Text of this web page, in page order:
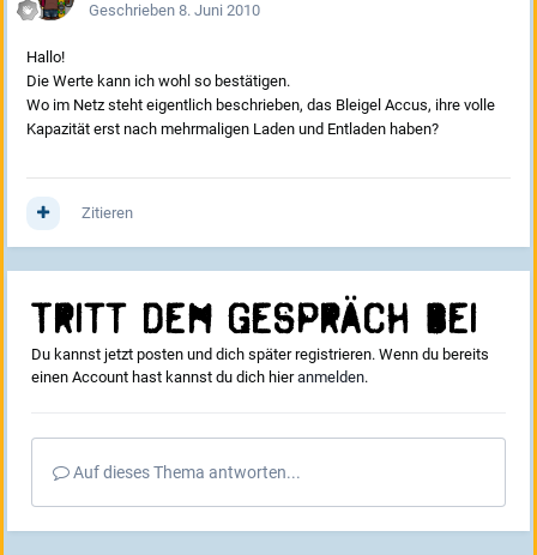
Geschrieben 8. Juni 2010
Hallo!
Die Werte kann ich wohl so bestätigen.
Wo im Netz steht eigentlich beschrieben, das Bleigel Accus, ihre volle
Kapazität erst nach mehrmaligen Laden und Entladen haben?
Zitieren
Tritt dem Gespräch bei
Du kannst jetzt posten und dich später registrieren. Wenn du bereits
einen Account hast kannst du dich hieranmelden.
Auf dieses Thema antworten...